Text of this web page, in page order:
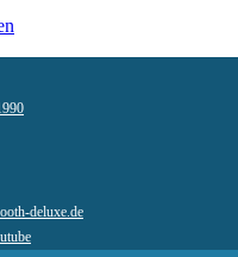
deluxe.de